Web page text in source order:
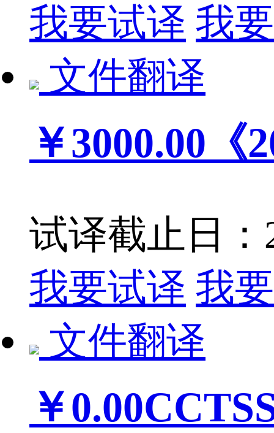
我要试译 我
文件翻译
￥3000.00
试译截止日：
我要试译 我
文件翻译
￥0.00